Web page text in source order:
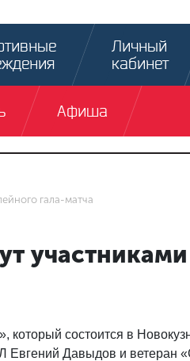
Личный
кабинет
Афиша
гала-матча
участниками
который состоится в
Давыдов и ветеран